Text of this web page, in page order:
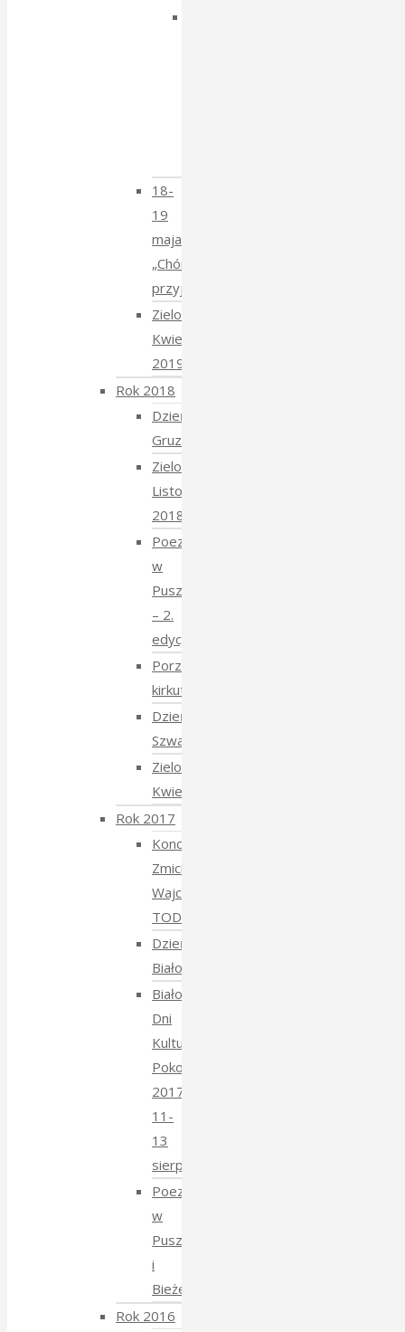
18-
19
maja
„Chór
przyjechał”
Zielony
Kwiecień
2019
Rok 2018
Dzień
Gruziński
Zielony
Listopad
2018
Poezja
w
Puszczy
– 2.
edycja
Porządkowanie
kirkutu
Dzień
Szwajcarski
Zielony
Kwiecień
Rok 2017
Koncert
Zmiciera
Wajciuszkiewicza
TODARA
Dzień
Białoruski
Białowieskie
Dni
Kultury
Pokoju
2017
11-
13
sierpnia
Poezja
w
Puszczy
i
Bieżeństwo
Rok 2016